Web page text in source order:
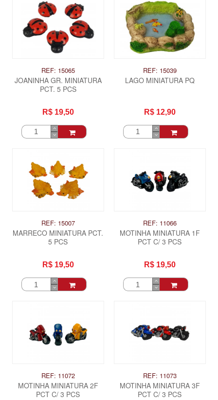
REF: 15065
JOANINHA GR. MINIATURA
PCT. 5 PCS
R$ 19,50
REF: 15039
LAGO MINIATURA PQ
R$ 12,90
REF: 15007
MARRECO MINIATURA PCT.
5 PCS
R$ 19,50
REF: 11066
MOTINHA MINIATURA 1F
PCT C/ 3 PCS
R$ 19,50
REF: 11072
MOTINHA MINIATURA 2F
PCT C/ 3 PCS
REF: 11073
MOTINHA MINIATURA 3F
PCT C/ 3 PCS